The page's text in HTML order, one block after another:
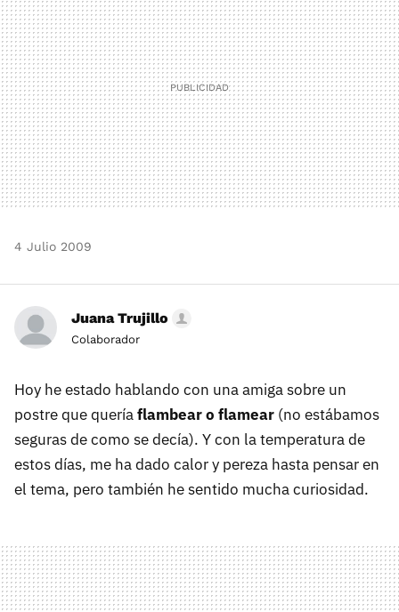
4 Julio 2009
Juana Trujillo
Colaborador
Hoy he estado hablando con una amiga sobre un
postre que queríaflambear o flamear (no estábamos
seguras de como se decía). Y con la temperatura de
estos días, me ha dado calor y pereza hasta pensar en
el tema, pero también he sentido mucha curiosidad.